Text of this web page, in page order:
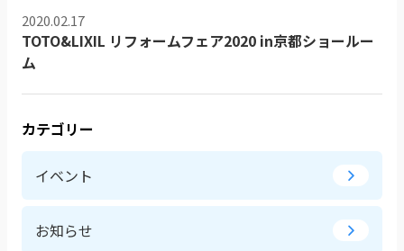
2020.02.17
TOTO&LIXIL リフォームフェア2020 in京都ショールー
ム
カテゴリー
イベント
お知らせ